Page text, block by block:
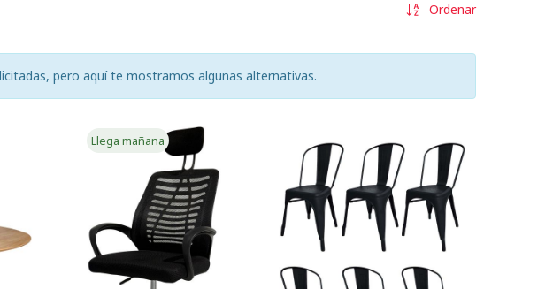
Ordenar
pero aquí te mostramos algunas alternativas.
Llega mañana